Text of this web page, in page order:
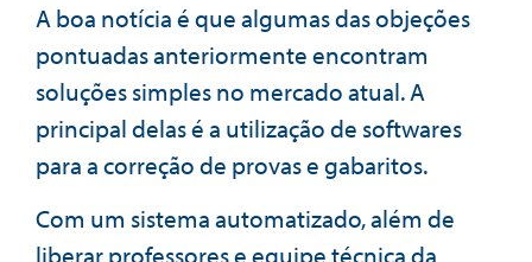
A boa notícia é que algumas das objeções
pontuadas anteriormente encontram
soluções simples no mercado atual. A
principal delas é a utilização de softwares
para a correção de provas e gabaritos.
Com um sistema automatizado, além de
liberar professores e equipe técnica da